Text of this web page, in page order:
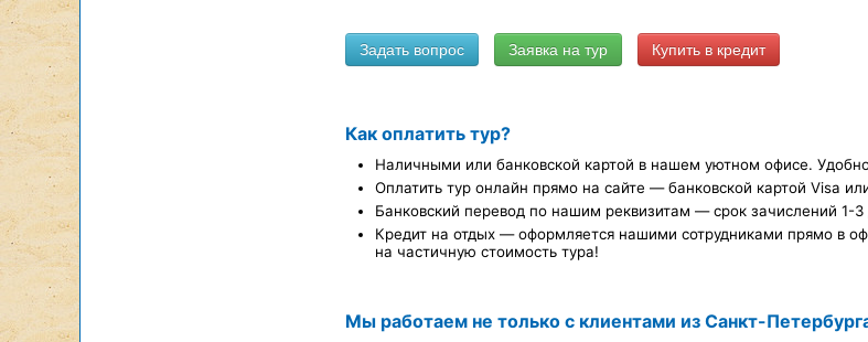
Купить в кредит
Как оплатить тур?
Наличными или банковской картой в нашем уютном офисе.
Оплатить тур онлайн прямо на сайте — банковской картой Visa
Банковский перевод по нашим реквизитам — срок зачислений 1-3
Кредит на отдых — оформляется нашими сотрудниками прямо в
на частичную стоимость тура!
Мы работаем не только с клиентами из Санкт-